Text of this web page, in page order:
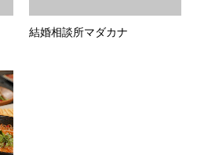
結婚相談所マダカナ